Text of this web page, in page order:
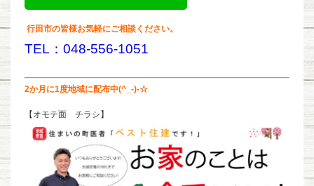
行田市の皆様お気軽にご相談ください。
TEL：048-556-1051
2か月に1度地域に配布中(^_-)-☆
【オモテ面 チラシ】